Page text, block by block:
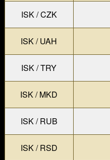
ISK / CZK
ISK / UAH
ISK / TRY
ISK / MKD
ISK / RUB
ISK / RSD